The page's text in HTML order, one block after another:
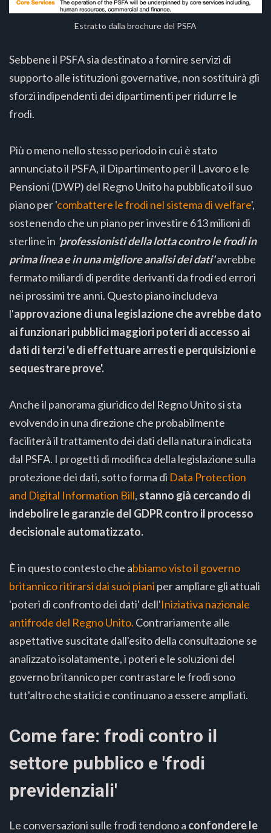
Estratto dalla brochure del PSFA
Sebbene il PSFA sia destinato a fornire servizi di
supporto alle istituzioni governative, non sostituirà gli
sforzi indipendenti dei dipartimenti per ridurre le
frodi.
Più o meno nello stesso periodo in cui è stato
annunciato il PSFA, il Dipartimento per il Lavoro e le
Pensioni (DWP) del Regno Unito ha pubblicato il suo
piano per 'combattere le frodi nel sistema di welfare',
sostenendo che un piano per investire 613 milioni di
sterline in 'professionisti della lotta contro le frodi in
prima linea e in una migliore analisi dei dati'avrebbe
fermato miliardi di perdite derivanti da frodi ed errori
nei prossimi tre anni. Questo piano includeva
l'approvazione di una legislazione che avrebbe dato
ai funzionari pubblici maggiori poteri di accesso ai
dati di terzi 'e di effettuare arresti e perquisizioni e
sequestrare prove'.
Anche il panorama giuridico del Regno Unito si sta
evolvendo in una direzione che probabilmente
faciliterà il trattamento dei dati della natura indicata
dal PSFA. I progetti di modifica della legislazione sulla
protezione dei dati, sotto forma di Data Protection
and Digital Information Bill, stanno già cercando di
indebolire le garanzie del GDPR contro il processo
decisionale automatizzato.
È in questo contesto che abbiamo visto il governo
britannico ritirarsi dai suoi piani per ampliare gli attuali
'poteri di confronto dei dati' dell'Iniziativa nazionale
antifrode del Regno Unito. Contrariamente alle
aspettative suscitate dall'esito della consultazione se
analizzato isolatamente, i poteri e le soluzioni del
governo britannico per contrastare le frodi sono
tutt'altro che statici e continuano a essere ampliati.
Come fare: frodi contro il
settore pubblico e 'frodi
previdenziali'
Le conversazioni sulle frodi tendono a confondere le